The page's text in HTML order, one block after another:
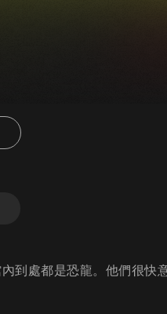
到處都是恐龍。他們很快